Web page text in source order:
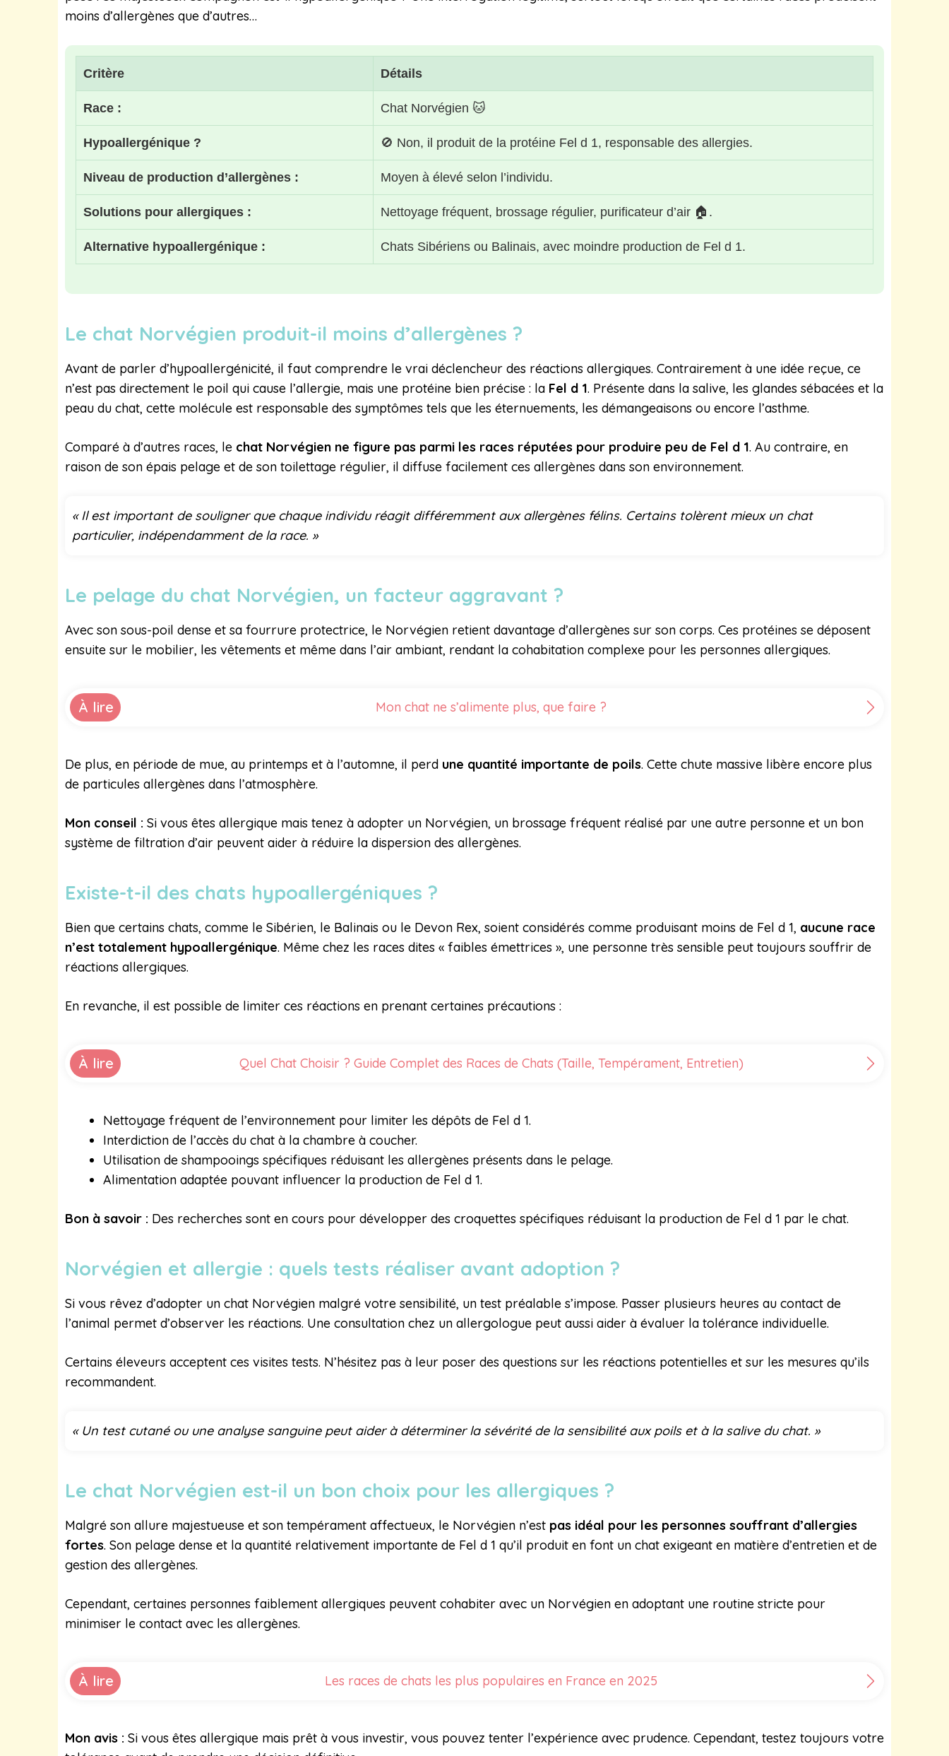
moins d’allergènes que d’autres…
Critère Détails
Race : Chat Norvégien 🐱
Hypoallergénique ? 🚫 Non, il produit de la protéine Fel d 1, responsable des allergies.
Niveau de production d’allergènes : Moyen à élevé selon l’individu.
Solutions pour allergiques : Nettoyage fréquent, brossage régulier, purificateur d’air 🏠.
Alternative hypoallergénique : Chats Sibériens ou Balinais, avec moindre production de Fel d 1.
Le chat Norvégien produit-il moins d’allergènes ?
Avant de parler d’hypoallergénicité, il faut comprendre le vrai déclencheur des réactions allergiques. Contrairement à une idée reçue, ce
n’est pas directement le poil qui cause l’allergie, mais une protéine bien précise : la Fel d 1. Présente dans la salive, les glandes sébacées et la
peau du chat, cette molécule est responsable des symptômes tels que les éternuements, les démangeaisons ou encore l’asthme.
Comparé à d’autres races, le chat Norvégien ne figure pas parmi les races réputées pour produire peu de Fel d 1. Au contraire, en
raison de son épais pelage et de son toilettage régulier, il diffuse facilement ces allergènes dans son environnement.
« Il est important de souligner que chaque individu réagit différemment aux allergènes félins. Certains tolèrent mieux un chat
particulier, indépendamment de la race. »
Le pelage du chat Norvégien, un facteur aggravant ?
Avec son sous-poil dense et sa fourrure protectrice, le Norvégien retient davantage d’allergènes sur son corps. Ces protéines se déposent
ensuite sur le mobilier, les vêtements et même dans l’air ambiant, rendant la cohabitation complexe pour les personnes allergiques.
À lire Mon chat ne s’alimente plus, que faire ?
De plus, en période de mue, au printemps et à l’automne, il perd une quantité importante de poils. Cette chute massive libère encore plus
de particules allergènes dans l’atmosphère.
Mon conseil : Si vous êtes allergique mais tenez à adopter un Norvégien, un brossage fréquent réalisé par une autre personne et un bon
système de filtration d’air peuvent aider à réduire la dispersion des allergènes.
Existe-t-il des chats hypoallergéniques ?
Bien que certains chats, comme le Sibérien, le Balinais ou le Devon Rex, soient considérés comme produisant moins de Fel d 1, aucune race
n’est totalement hypoallergénique. Même chez les races dites « faibles émettrices », une personne très sensible peut toujours souffrir de
réactions allergiques.
En revanche, il est possible de limiter ces réactions en prenant certaines précautions :
À lire Quel Chat Choisir ? Guide Complet des Races de Chats (Taille, Tempérament, Entretien)
Nettoyage fréquent de l’environnement pour limiter les dépôts de Fel d 1.
Interdiction de l’accès du chat à la chambre à coucher.
Utilisation de shampooings spécifiques réduisant les allergènes présents dans le pelage.
Alimentation adaptée pouvant influencer la production de Fel d 1.
Bon à savoir : Des recherches sont en cours pour développer des croquettes spécifiques réduisant la production de Fel d 1 par le chat.
Norvégien et allergie : quels tests réaliser avant adoption ?
Si vous rêvez d’adopter un chat Norvégien malgré votre sensibilité, un test préalable s’impose. Passer plusieurs heures au contact de
l’animal permet d’observer les réactions. Une consultation chez un allergologue peut aussi aider à évaluer la tolérance individuelle.
Certains éleveurs acceptent ces visites tests. N’hésitez pas à leur poser des questions sur les réactions potentielles et sur les mesures qu’ils
recommandent.
« Un test cutané ou une analyse sanguine peut aider à déterminer la sévérité de la sensibilité aux poils et à la salive du chat. »
Le chat Norvégien est-il un bon choix pour les allergiques ?
Malgré son allure majestueuse et son tempérament affectueux, le Norvégien n’est pas idéal pour les personnes souffrant d’allergies
fortes. Son pelage dense et la quantité relativement importante de Fel d 1 qu’il produit en font un chat exigeant en matière d’entretien et de
gestion des allergènes.
Cependant, certaines personnes faiblement allergiques peuvent cohabiter avec un Norvégien en adoptant une routine stricte pour
minimiser le contact avec les allergènes.
À lire Les races de chats les plus populaires en France en 2025
Mon avis : Si vous êtes allergique mais prêt à vous investir, vous pouvez tenter l’expérience avec prudence. Cependant, testez toujours votre